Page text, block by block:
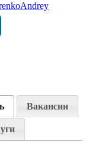
Вакансии